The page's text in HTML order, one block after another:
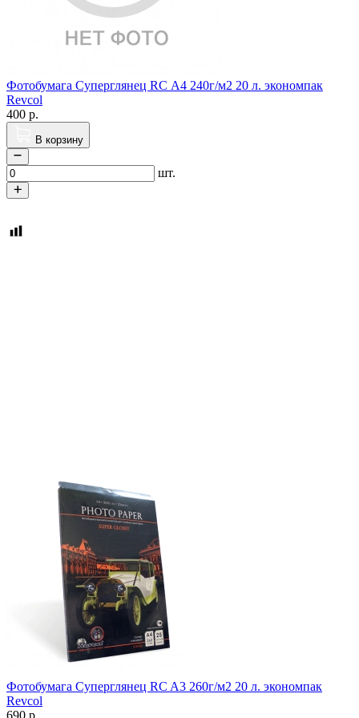
Фотобумага Суперглянец RC А4 240г/м2 20 л. экономпак
Revcol
400 р.
В корзину
шт.
Фотобумага Суперглянец RC A3 260г/м2 20 л. экономпак
Revcol
690 р.